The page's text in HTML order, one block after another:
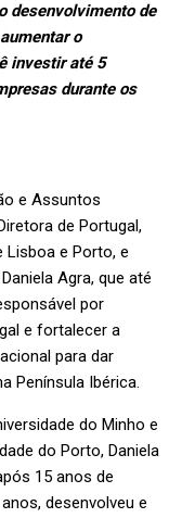
desenvolvimento de
o
investir até 5
durante os
e Assuntos
de Portugal,
e Porto, e
Agra, que até
por
e fortalecer a
para dar
Península Ibérica.
do Minho e
do Porto, Daniela
15 anos de
desenvolveu e